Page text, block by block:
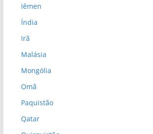
Iêmen
Índia
Irã
Malásia
Mongólia
Omã
Paquistão
Qatar